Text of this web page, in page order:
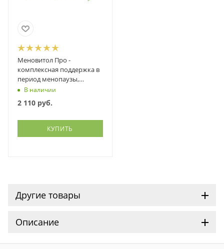
Меновитол Про -
комплексная поддержка в
период менопаузы,
Витамакс (Vitamax), 60
В наличии
2 110 руб.
КУПИТЬ
Другие товары
Описание